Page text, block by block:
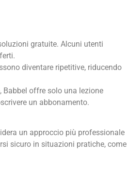
gratuite. Alcuni utenti
diventare ripetitive, riducendo
offre solo una lezione
un abbonamento.
un approccio più professionale
sicuro in situazioni pratiche, come